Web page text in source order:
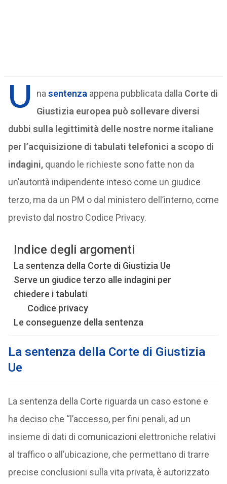
U na sentenza appena pubblicata dalla Corte di
Giustizia europea può sollevare diversi
dubbi sulla legittimità delle nostre norme italiane
per l’acquisizione di tabulati telefonici a scopo di
indagini,quando le richieste sono fatte non da
un’autorità indipendente inteso come un giudice
terzo, ma da un PM o dal ministero dell’interno, come
previsto dal nostro Codice Privacy.
Indice degli argomenti
La sentenza della Corte di Giustizia Ue
Serve un giudice terzo alle indagini per
chiedere i tabulati
Codice privacy
Le conseguenze della sentenza
La sentenza della Corte di Giustizia
Ue
La sentenza della Corte riguarda un caso estone e
ha deciso che “l’accesso, per fini penali, ad un
insieme di dati di comunicazioni elettroniche relativi
al traffico o all’ubicazione, che permettano di trarre
precise conclusioni sulla vita privata, è autorizzato